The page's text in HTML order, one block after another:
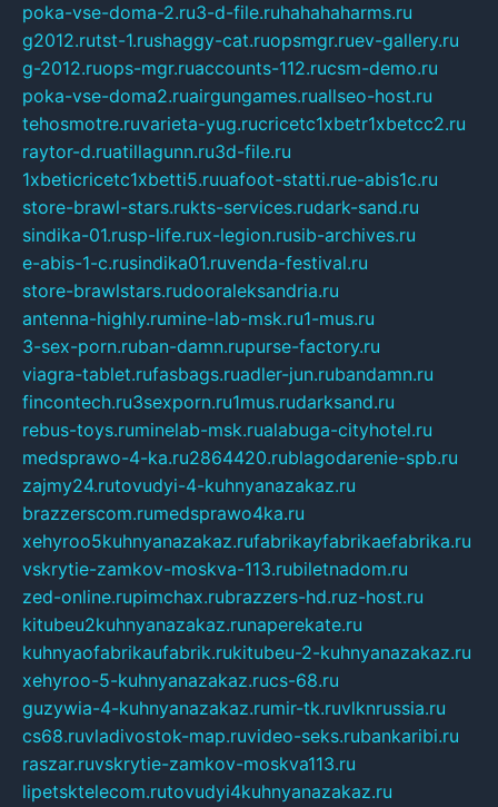
poka-vse-doma-2.ru3-d-file.ruhahahaharms.ru
g2012.rutst-1.rushaggy-cat.ruopsmgr.ruev-gallery.ru
g-2012.ruops-mgr.ruaccounts-112.rucsm-demo.ru
poka-vse-doma2.ruairgungames.ruallseo-host.ru
tehosmotre.ruvarieta-yug.rucricetc1xbetr1xbetcc2.ru
raytor-d.ruatillagunn.ru3d-file.ru
1xbeticricetc1xbetti5.ruuafoot-statti.rue-abis1c.ru
store-brawl-stars.rukts-services.rudark-sand.ru
sindika-01.rusp-life.rux-legion.rusib-archives.ru
e-abis-1-c.rusindika01.ruvenda-festival.ru
store-brawlstars.rudooraleksandria.ru
antenna-highly.rumine-lab-msk.ru1-mus.ru
3-sex-porn.ruban-damn.rupurse-factory.ru
viagra-tablet.rufasbags.ruadler-jun.rubandamn.ru
fincontech.ru3sexporn.ru1mus.rudarksand.ru
rebus-toys.ruminelab-msk.rualabuga-cityhotel.ru
medsprawo-4-ka.ru2864420.rublagodarenie-spb.ru
zajmy24.rutovudyi-4-kuhnyanazakaz.ru
brazzerscom.rumedsprawo4ka.ru
xehyroo5kuhnyanazakaz.rufabrikayfabrikaefabrika.ru
vskrytie-zamkov-moskva-113.rubiletnadom.ru
zed-online.rupimchax.rubrazzers-hd.ruz-host.ru
kitubeu2kuhnyanazakaz.runaperekate.ru
kuhnyaofabrikaufabrik.rukitubeu-2-kuhnyanazakaz.ru
xehyroo-5-kuhnyanazakaz.rucs-68.ru
guzywia-4-kuhnyanazakaz.rumir-tk.ruvlknrussia.ru
cs68.ruvladivostok-map.ruvideo-seks.rubankaribi.ru
raszar.ruvskrytie-zamkov-moskva113.ru
lipetsktelecom.rutovudyi4kuhnyanazakaz.ru